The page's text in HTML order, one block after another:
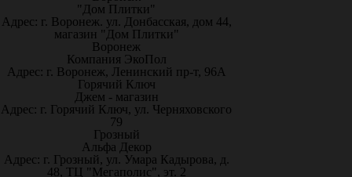
"Дом Плитки"
Адрес: г. Воронеж. ул. Донбасская, дом 44,
магазин "Дом Плитки"
Воронеж
Компания ЭкоПол
Адрес: г. Воронеж, Ленинский пр-т, 96А
Горячий Ключ
Джем - магазин
Адрес: г. Горячий Ключ, ул. Черняховского
79
Грозный
Альфа Декор
Адрес: г. Грозный, ул. Умара Кадырова, д.
48, ТЦ "Мегаполис", эт. 2